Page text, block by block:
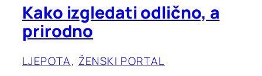
Kako izgledati odlično, a
prirodno
LJEPOTA, ŽENSKI PORTAL